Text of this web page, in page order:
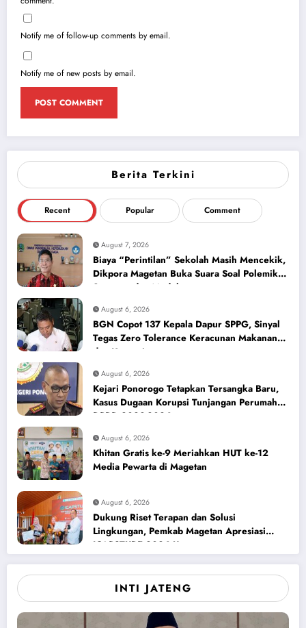
Berita Terkini
Recent Popular Comment
August 7, 2026
Biaya “Perintilan” Sekolah Masih Mencekik,
Dikpora Magetan Buka Suara Soal Polemik
Seragam dan Modul
August 6, 2026
BGN Copot 137 Kepala Dapur SPPG, Sinyal
Tegas Zero Tolerance Keracunan Makanan
dan Korupsi
August 6, 2026
Kejari Ponorogo Tetapkan Tersangka Baru,
Kasus Dugaan Korupsi Tunjangan Perumahan
DPRD 2023-2026
August 6, 2026
Khitan Gratis ke-9 Meriahkan HUT ke-12
Media Pewarta di Magetan
August 6, 2026
Dukung Riset Terapan dan Solusi
Lingkungan, Pemkab Magetan Apresiasi
ICAPSTURE 2026 Unesa
INTI JATENG
Notify me of follow-up comments by email.
Notify me of new posts by email.